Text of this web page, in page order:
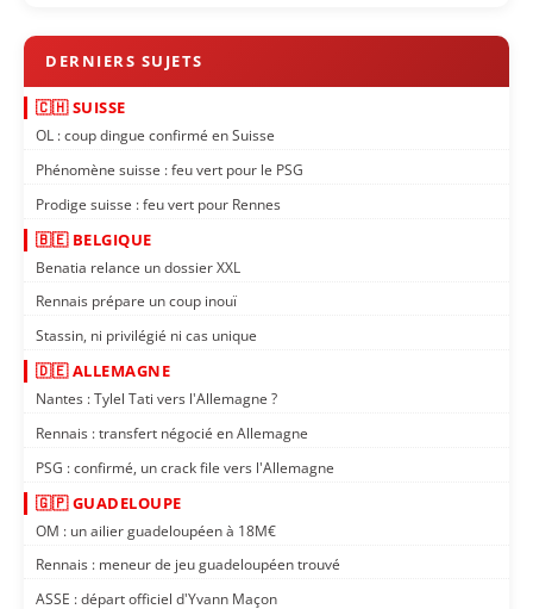
🇨🇭 SUISSE
OL : coup dingue confirmé en Suisse
Phénomène suisse : feu vert pour le PSG
Prodige suisse : feu vert pour Rennes
🇧🇪 BELGIQUE
Benatia relance un dossier XXL
Rennais prépare un coup inouï
Stassin, ni privilégié ni cas unique
🇩🇪 ALLEMAGNE
Nantes : Tylel Tati vers l'Allemagne ?
Rennais : transfert négocié en Allemagne
PSG : confirmé, un crack file vers l'Allemagne
🇬🇵 GUADELOUPE
OM : un ailier guadeloupéen à 18M€
Rennais : meneur de jeu guadeloupéen trouvé
ASSE : départ officiel d'Yvann Maçon